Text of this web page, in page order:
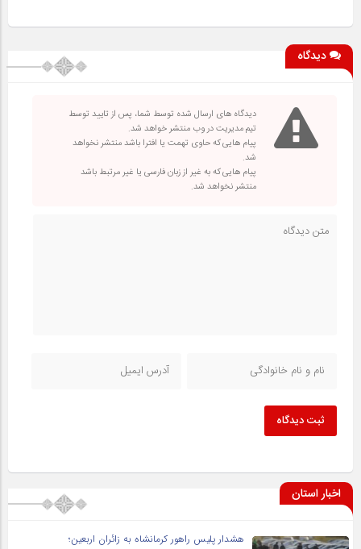
دیدگاه
دیدگاه های ارسال شده توسط شما، پس از تایید توسط
تیم مدیریت در وب منتشر خواهد شد.
پیام هایی که حاوی تهمت یا افترا باشد منتشر نخواهد
شد.
پیام هایی که به غیر از زبان فارسی یا غیر مرتبط باشد
منتشر نخواهد شد.
ثبت دیدگاه
اخبار استان
هشدار پلیس راهور کرمانشاه به زائران اربعین؛